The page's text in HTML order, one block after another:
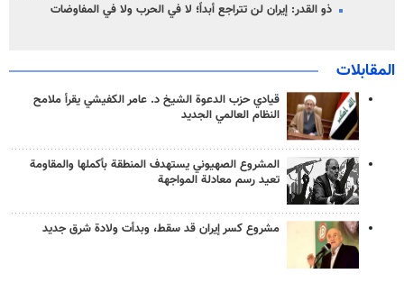
ذو القدر: إيران لن تتراجع أبداً؛ لا في الحرب ولا في المفاوضات
المقابلات
قيادي حزب الدعوة الشيخ د. عامر الكفيشي يقرأ ملامح
النظام العالمي الجديد
المشروع الصهيوني يستهدف المنطقة بأكملها والمقاومة
تعيد رسم معادلة المواجهة
مشروع كسر إيران قد سقط، وبدأت ولادة شرق جديد